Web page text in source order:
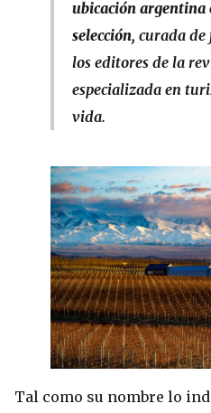
ubicación argentina
selección, curada
los editores de la
especializada en
vida.
Tal como su nombre lo